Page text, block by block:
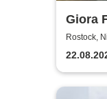
Giora
World
Rostock,